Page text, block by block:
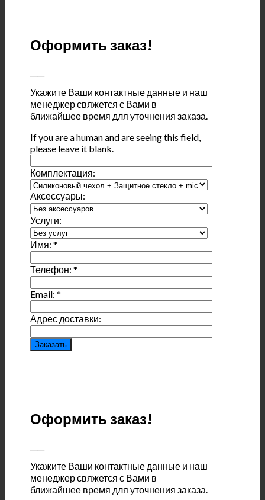
Оформить заказ!
Укажите Ваши контактные данные и наш
менеджер свяжется с Вами в
ближайшее время для уточнения заказа.
If you are a human and are seeing this field,
please leave it blank.
Комплектация:
Аксессуары:
Услуги:
Имя:*
Телефон:*
Email:*
Адрес доставки:
Оформить заказ!
Укажите Ваши контактные данные и наш
менеджер свяжется с Вами в
ближайшее время для уточнения заказа.